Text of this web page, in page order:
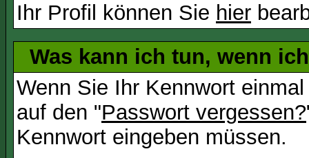
Ihr Profil können Sie hier
Was kann ich tun, wenn
Wenn Sie Ihr Kennwort
auf den "Passwort vergessen?
Kennwort eingeben müssen.